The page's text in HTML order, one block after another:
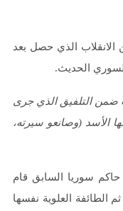
الذي حصل بعد
الحديث.
ضمن التلفيق الذي جرى
الأسد (وصانعو سيرته،
حاكم سوريا السابق قام
الطائفة العلوية نفسها